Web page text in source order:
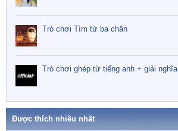
Trò chơi Tìm từ ba chân
Trò chơi ghép từ tiếng anh + giải nghĩa
Được thích nhiều nhất